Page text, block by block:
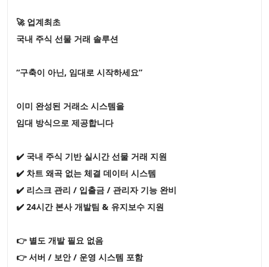
🚀 업계최초
국내 주식 선물 거래 솔루션
“구축이 아닌, 임대로 시작하세요”
이미 완성된 거래소 시스템을
임대 방식으로 제공합니다
✔️ 국내 주식 기반 실시간 선물 거래 지원
✔️ 차트 왜곡 없는 체결 데이터 시스템
✔️ 리스크 관리 / 입출금 / 관리자 기능 완비
✔️ 24시간 본사 개발팀 & 유지보수 지원
👉 별도 개발 필요 없음
👉 서버 / 보안 / 운영 시스템 포함